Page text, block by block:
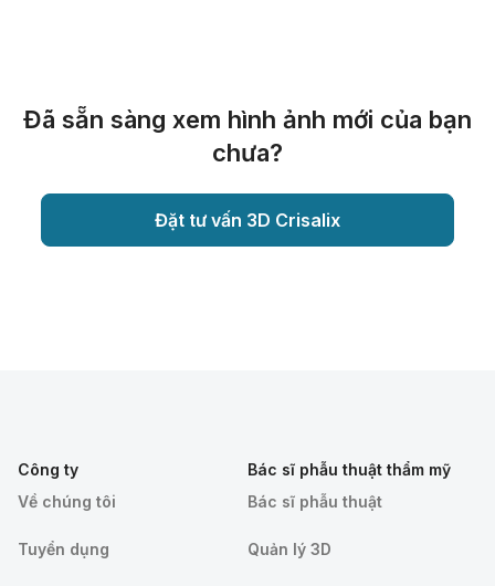
Đã sẵn sàng xem hình ảnh mới của bạn
chưa?
Đặt tư vấn 3D Crisalix
Công ty
Về chúng tôi
Tuyển dụng
Bác sĩ phẫu thuật thẩm mỹ
Bác sĩ phẫu thuật
Quản lý 3D